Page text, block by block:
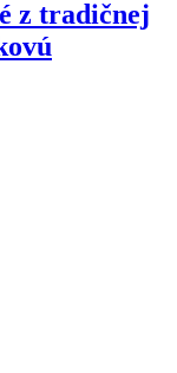
z tradičnej